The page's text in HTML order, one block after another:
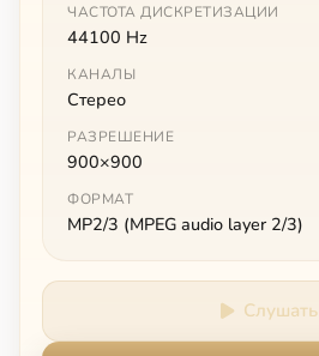
ЧАСТОТА ДИСКРЕТИЗАЦИИ
44100 Hz
КАНАЛЫ
Стерео
РАЗРЕШЕНИЕ
900×900
ФОРМАТ
MP2/3 (MPEG audio layer 2/3)
Слушать